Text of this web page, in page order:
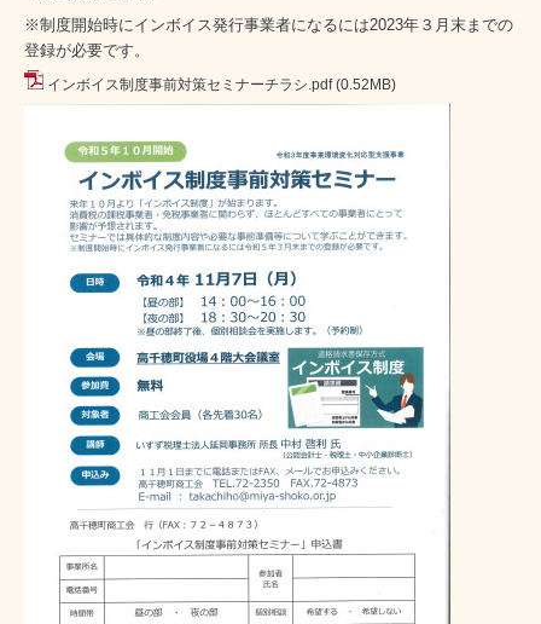
※制度開始時にインボイス発行事業者になるには2023年３月末までの
登録が必要です。
インボイス制度事前対策セミナーチラシ.pdf (0.52MB)